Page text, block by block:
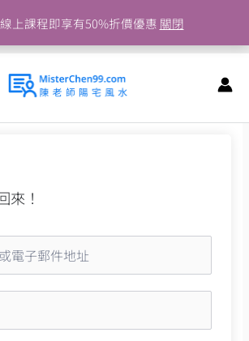
上課程即享有50%折價優惠 關閉
來！